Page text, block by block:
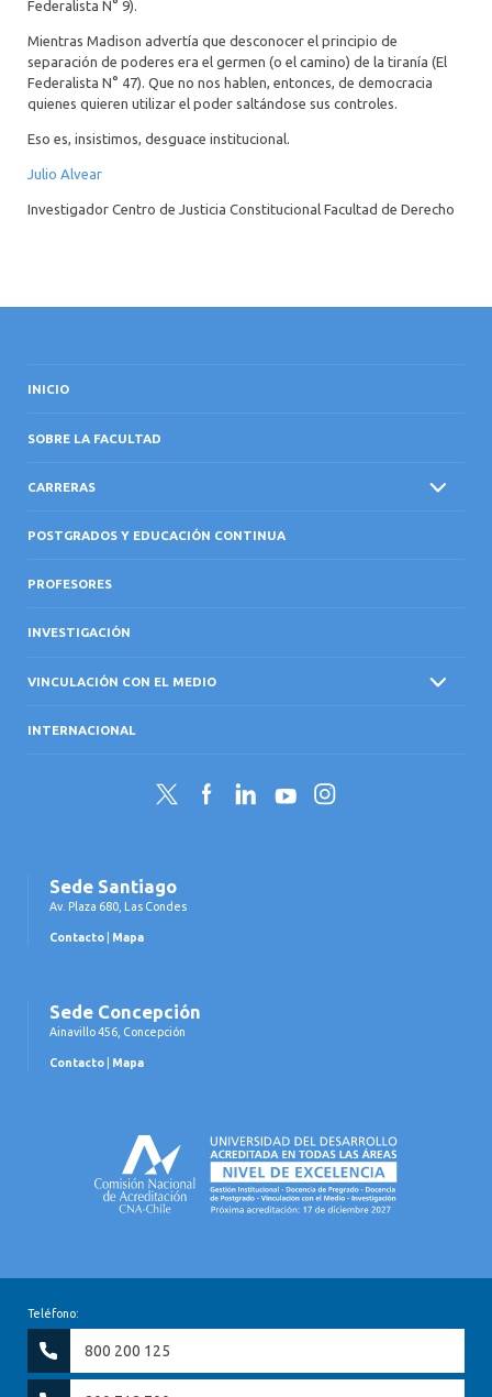
Federalista N° 9).
Mientras Madison advertía que desconocer el principio de
separación de poderes era el germen (o el camino) de la tiranía (El
Federalista N° 47). Que no nos hablen, entonces, de democracia
quienes quieren utilizar el poder saltándose sus controles.
Eso es, insistimos, desguace institucional.
Julio Alvear
Investigador Centro de Justicia Constitucional Facultad de Derecho
INICIO
SOBRE LA FACULTAD
CARRERAS
POSTGRADOS Y EDUCACIÓN CONTINUA
PROFESORES
INVESTIGACIÓN
VINCULACIÓN CON EL MEDIO
INTERNACIONAL
Twitter FacebookLinkedInYouTubeInstagram
Sede Santiago
Av. Plaza 680, Las Condes
Contacto Mapa
Sede Concepción
Ainavillo 456, Concepción
Contacto Mapa
Teléfono:
800 200 125